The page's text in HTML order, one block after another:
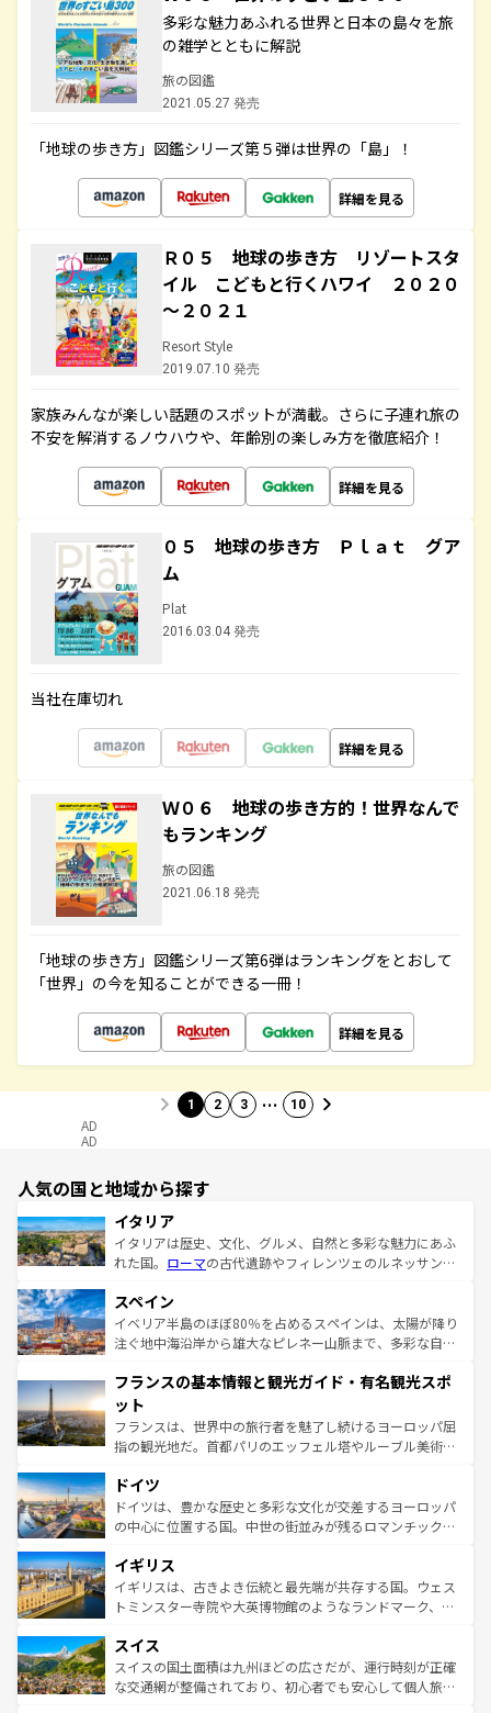
多彩な魅力あふれる世界と日本の島々を旅
の雑学とともに解説
旅の図鑑
2021.05.27 発売
「地球の歩き方」図鑑シリーズ第５弾は世界の「島」！
詳細を見る
Ｒ０５ 地球の歩き方 リゾートスタ
イル こどもと行くハワイ ２０２０
～２０２１
Resort Style
2019.07.10 発売
家族みんなが楽しい話題のスポットが満載。さらに子連れ旅の
不安を解消するノウハウや、年齢別の楽しみ方を徹底紹介！
詳細を見る
０５ 地球の歩き方 Ｐｌａｔ グア
ム
Plat
2016.03.04 発売
当社在庫切れ
詳細を見る
Ｗ０６ 地球の歩き方的！世界なんで
もランキング
旅の図鑑
2021.06.18 発売
「地球の歩き方」図鑑シリーズ第6弾はランキングをとおして
「世界」の今を知ることができる一冊！
詳細を見る
1 2 3 … 10
AD
AD
人気の国と地域から探す
イタリア
イタリアは歴史、文化、グルメ、自然と多彩な魅力にあふ
れた国。 ローマの古代遺跡やフィレンツェのルネッサンス
ろん、トスカーナの美しい田園風景やアマルフィ海岸の絶
景など、自然景観も見逃せない。観光の合間には、本場の
ピザやパスタなど、絶品のイタリア料理を堪能することも
ませてくれるイタリアで、忘れられない旅をしてみよう！
なお、新着のイタリア情報は
しい。
スペイン
イベリア半島のほぼ80％を占めるスペインは、太陽が降り
注ぐ地中海沿岸から雄大なピレネー山脈まで、多彩な自然
文化が根付くこの国では、情熱的なフラメンコ、熱気あふ
れる闘牛、そして美味しいタパスが生活の一部となってい
る。首都マドリードの洗練された雰囲気や、バルセロナの
アートに溢れた街角から、地方では古代ローマ遺跡や中世
せる。地方によって風土や気候が異なるスペインはその個
性で訪れる人を魅了する。 なお、新着のスペイン情報は コ
ンテンツ一覧を参照してほしい。
フランスの基本情報と観光ガイド・有名観光スポ
ット
フランスは、世界中の旅行者を魅了し続けるヨーロッパ屈
指の観光地だ。首都パリのエッフェル塔やルーブル美術館
で、幅広い魅力が詰まっている。華麗な宮殿、歴史的な大
聖堂、美しいビーチ、そして豊かな自然が、訪れる者を心
から魅了する。また、フランスは美食の国としても知ら
いる。シャンパンの発祥地であるランス、プロヴァンスの
香り高いラベンダー畑など、多彩な楽しみ方が可能だ。さ
らに、パリ以外の地域にも魅力が溢れており、どの街角に
れる地方に足を運ぶとそれぞれで全く異なる文化を体験で
きるだろう。 なお、新着のフランス情報はコンテンツ一覧
を参照してほしい。
ドイツ
ドイツは、豊かな歴史と多彩な文化が交差するヨーロッパ
の中心に位置する国。中世の街並みが残るロマンチック街
顔を持つこの国は、どこを歩いても飽きることがない。ベ
ルリンの文化的活気、バイエルン州のアルプスの絶景、そ
してライン川沿いのワイン畑といった風景は必見。ビール
は、お酒好きな人にはぜひ体験してほしい。 なお、新着の
ドイツ情報はコンテンツ一覧を参照してほしい。
イギリス
イギリスは、古きよき伝統と最先端が共存する国。ウェス
トミンスター寺院や大英博物館のようなランドマーク、歴
リアごとに異なる魅力がある。また、優雅なアフタヌーン
ティー、ビール好きにはたまらない英国パブ、サッカー観
戦など、本場だからこそできる体験も豊富。イギリスを旅
スイス
スイスの国土面積は九州ほどの広さだが、運行時刻が正確
な交通網が整備されており、初心者でも安心して個人旅行